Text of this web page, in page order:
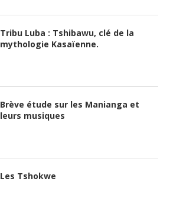
Tribu Luba : Tshibawu, clé de la
mythologie Kasaïenne.
Brève étude sur les Manianga et
leurs musiques
Les Tshokwe